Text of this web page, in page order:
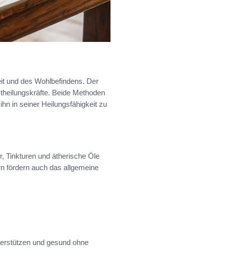
und des Wohlbefindens. Der
Beide Methoden
in seiner Heilungsfähigkeit zu
Tinkturen und ätherische Öle
fördern auch das allgemeine
und gesund ohne